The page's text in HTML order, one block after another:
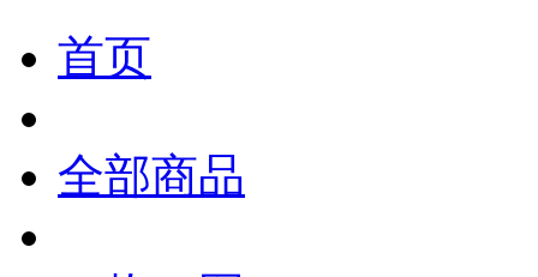
首页
全部商品